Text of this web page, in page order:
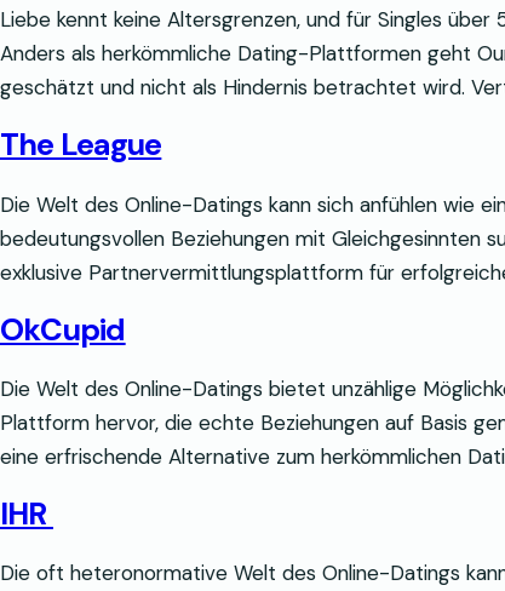
Liebe kennt keine Altersgrenzen, und für Singles
Anders als herkömmliche Dating-Plattformen geht
geschätzt und nicht als Hindernis betrachtet wird.
The League
Die Welt des Online-Datings kann sich anfühlen wie
bedeutungsvollen Beziehungen mit Gleichgesinnten
exklusive Partnervermittlungsplattform für
OkCupid
Die Welt des Online-Datings bietet unzählige
Plattform hervor, die echte Beziehungen auf Basis
eine erfrischende Alternative zum herkömmlichen
IHR
Die oft heteronormative Welt des Online-Datings